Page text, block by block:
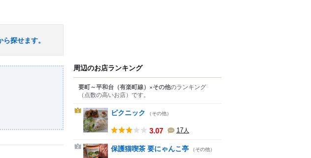
探せます。
周辺のお店ランキング
要町～平和台（有楽町線）×その他のランキング
（点数の高いお店） です。
1 ピクニック （その他）
3.07 17人
2 保護猫喫茶 要にゃんこ亭 （その他）